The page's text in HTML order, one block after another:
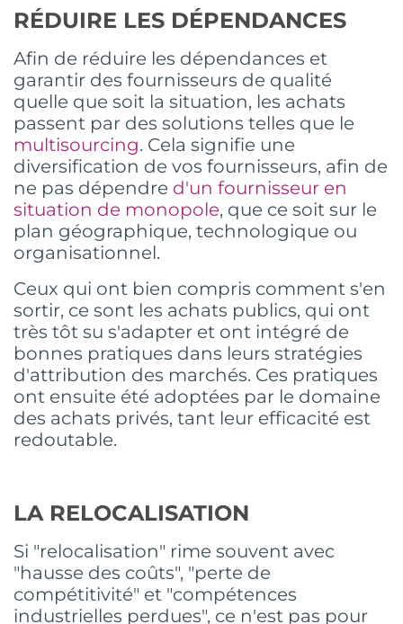
RÉDUIRE LES DÉPENDANCES
Afin de réduire les dépendances et
garantir des fournisseurs de qualité
quelle que soit la situation, les achats
passent par des solutions telles que le
multisourcing. Cela signifie une
diversification de vos fournisseurs, afin de
ne pas dépendre d'un fournisseur en
situation de monopole, que ce soit sur le
plan géographique, technologique ou
organisationnel.
Ceux qui ont bien compris comment s'en
sortir, ce sont les achats publics, qui ont
très tôt su s'adapter et ont intégré de
bonnes pratiques dans leurs stratégies
d'attribution des marchés. Ces pratiques
ont ensuite été adoptées par le domaine
des achats privés, tant leur efficacité est
redoutable.
LA RELOCALISATION
Si "relocalisation" rime souvent avec
"hausse des coûts", "perte de
compétitivité" et "compétences
industrielles perdues", ce n'est pas pour